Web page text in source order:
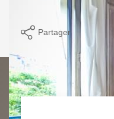
Partager